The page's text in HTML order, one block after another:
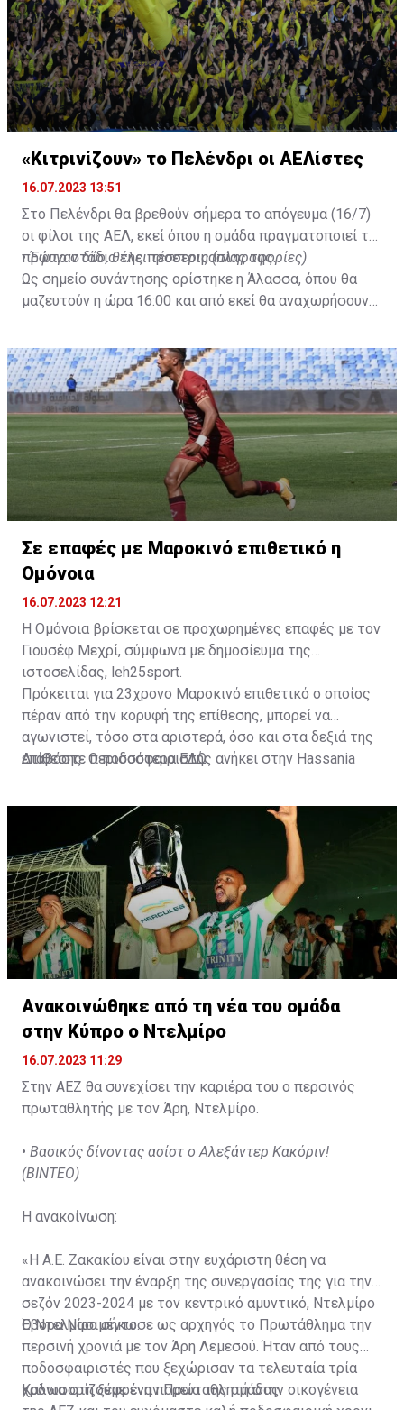
«Κιτρινίζουν» το Πελένδρι οι ΑΕΛίστες
16.07.2023 13:51
Στο Πελένδρι θα βρεθούν σήμερα το απόγευμα (16/7)
οι φίλοι της ΑΕΛ, εκεί όπου η ομάδα πραγματοποιεί το
πρώτο στάδιο της προετοιμασίας της.
•Έφυγαν δύο, θέλει τέσσερις (πληροφορίες)
Ως σημείο συνάντησης ορίστηκε η Άλασσα, όπου θα
μαζευτούν η ώρα 16:00 και από εκεί θα αναχωρήσουν
δώοσυν το παρών τους στην απογευματινή προπόνηση
της ομάδας.
Σε επαφές με Μαροκινό επιθετικό η
Ομόνοια
16.07.2023 12:21
Η Ομόνοια βρίσκεται σε προχωρημένες επαφές με τον
Γιουσέφ Μεχρί, σύμφωνα με δημοσίευμα της
ιστοσελίδας, leh25sport.
Πρόκειται για 23χρονο Μαροκινό επιθετικό ο οποίος
πέραν από την κορυφή της επίθεσης, μπορεί να
αγωνιστεί, τόσο στα αριστερά, όσο και στα δεξιά της
επίθεσης. Ο ποδοσφαιριστής ανήκει στην Hassania
2026.
Διαβάστε περισσότεραΕΔΩ.
Ανακοινώθηκε από τη νέα του ομάδα
στην Κύπρο ο Ντελμίρο
16.07.2023 11:29
Στην ΑΕΖ θα συνεχίσει την καριέρα του ο περσινός
πρωταθλητής με τον Άρη, Ντελμίρο.
• Βασικός δίνοντας ασίστ ο Αλεξάντερ Κακόριν!
(ΒΙΝΤΕΟ)
Η ανακοίνωση:
«Η Α.Ε. Ζακακίου είναι στην ευχάριστη θέση να
ανακοινώσει την έναρξη της συνεργασίας της για την
σεζόν 2023-2024 με τον κεντρικό αμυντικό, Ντελμίρο
Έβορα Νασιμέντο.
Ο Ντελμίρο σήκωσε ως αρχηγός το Πρωτάθλημα την
περσινή χρονιά με τον Άρη Λεμεσού. Ήταν από τους
ποδοσφαιριστές που ξεχώρισαν τα τελευταία τρία
χρόνια στη ξέφρενη πορεία της ομάδας.
Καλωσορίζουμε έναν Πρωταθλητή στην οικογένεια